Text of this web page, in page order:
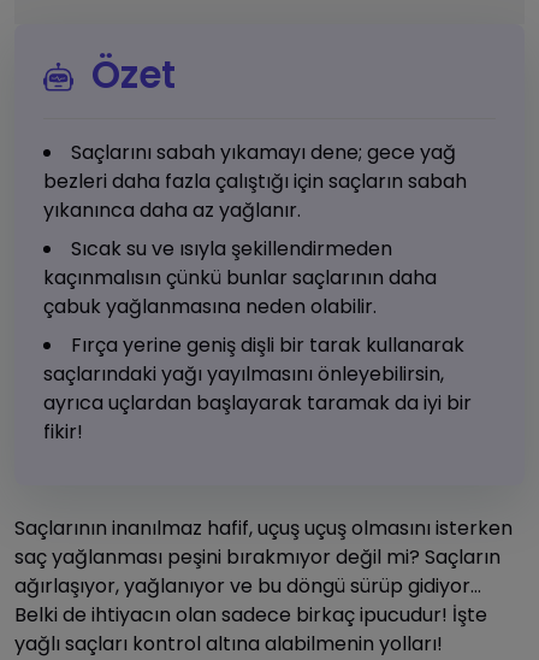
Özet
Saçlarını sabah yıkamayı dene; gece yağ
bezleri daha fazla çalıştığı için saçların sabah
yıkanınca daha az yağlanır.
Sıcak su ve ısıyla şekillendirmeden
kaçınmalısın çünkü bunlar saçlarının daha
çabuk yağlanmasına neden olabilir.
Fırça yerine geniş dişli bir tarak kullanarak
saçlarındaki yağı yayılmasını önleyebilirsin,
ayrıca uçlardan başlayarak taramak da iyi bir
fikir!
Saçlarının inanılmaz hafif, uçuş uçuş olmasını isterken
saç yağlanması peşini bırakmıyor değil mi? Saçların
ağırlaşıyor, yağlanıyor ve bu döngü sürüp gidiyor…
Belki de ihtiyacın olan sadece birkaç ipucudur! İşte
yağlı saçları kontrol altına alabilmenin yolları!